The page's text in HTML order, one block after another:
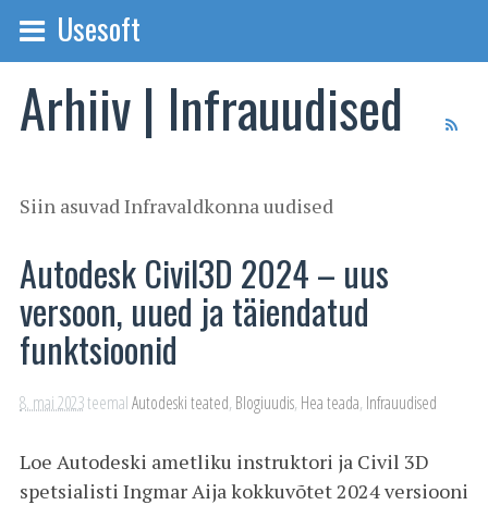
Usesoft
Arhiiv | Infrauudised
Siin asuvad Infravaldkonna uudised
Autodesk Civil3D 2024 – uus
versoon, uued ja täiendatud
funktsioonid
8. mai 2023teemalAutodeski teated, Blogiuudis, Hea teada, Infrauudised
Loe Autodeski ametliku instruktori ja Civil 3D
spetsialisti Ingmar Aija kokkuvõtet 2024 versiooni